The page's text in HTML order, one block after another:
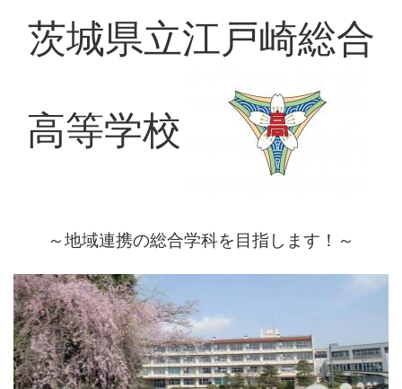
茨城県立江戸崎総合
高等学校
～地域連携の総合学科を目指します！～